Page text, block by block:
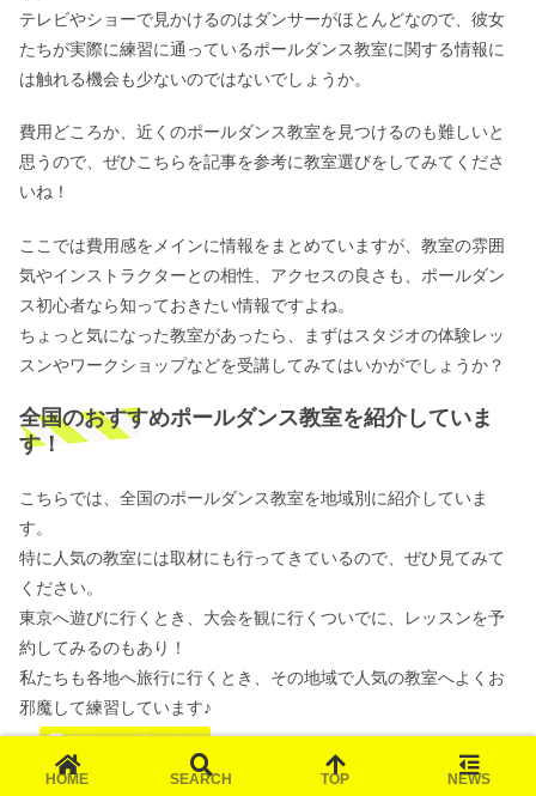
テレビやショーで見かけるのはダンサーがほとんどなので、彼女
たちが実際に練習に通っているポールダンス教室に関する情報に
は触れる機会も少ないのではないでしょうか。
費用どころか、近くのポールダンス教室を見つけるのも難しいと
思うので、ぜひこちらを記事を参考に教室選びをしてみてくださ
いね！
ここでは費用感をメインに情報をまとめていますが、教室の雰囲
気やインストラクターとの相性、アクセスの良さも、ポールダン
ス初心者なら知っておきたい情報ですよね。
ちょっと気になった教室があったら、まずはスタジオの体験レッ
スンやワークショップなどを受講してみてはいかがでしょうか？
全国のおすすめポールダンス教室を紹介していま
す！
こちらでは、全国のポールダンス教室を地域別に紹介していま
す。
特に人気の教室には取材にも行ってきているので、ぜひ見てみて
ください。
東京へ遊びに行くとき、大会を観に行くついでに、レッスンを予
約してみるのもあり！
私たちも各地へ旅行に行くとき、その地域で人気の教室へよくお
邪魔して練習しています♪
【東日本・東京】おすすめの最新ポールダンス教室ま
とめ！体験クラスの料金・アクセスも